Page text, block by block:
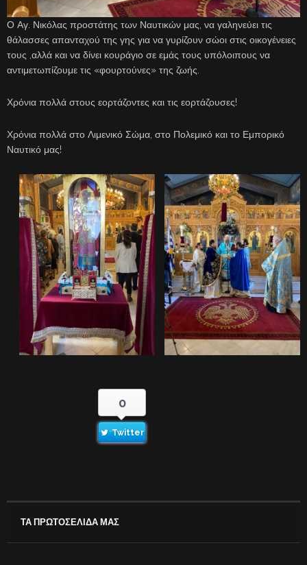
Ο Αγ. Νικόλας προστάτης των Ναυτικών μας, να γαληνεύει τις
θάλασσες απανταχού της γης για να γυρίζουν σώοι στις οικογένειες
τους ,αλλά και να δίνει κουράγιο σε εμάς τους υπόλοιπους να
αντιμετωπίζουμε τις «φουρτούνες» της ζωής.
Χρόνια πολλά στους εορτάζοντες και τις εορτάζουσες!
Χρόνια πολλά στο Λιμενικό Σώμα, στο Πολεμικό και το Εμπορικό
Ναυτικό μας!
0
Twitter
ΤΑ ΠΡΩΤΟΣΕΛΙΔΑ ΜΑΣ